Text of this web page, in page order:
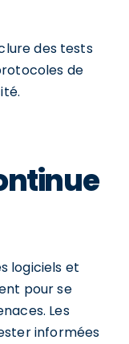
des tests
de
logiciels et
pour se
Les
informées